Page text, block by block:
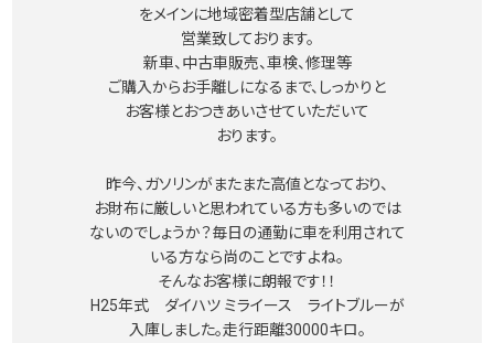
をメインに地域密着型店舗として
営業致しております。
新車、中古車販売、車検、修理等
ご購入からお手離しになるまで、しっかりと
お客様とおつきあいさせていただいて
おります。
昨今、ガソリンがまたまた高値となっており、
お財布に厳しいと思われている方も多いのでは
ないのでしょうか？毎日の通勤に車を利用されて
いる方なら尚のことですよね。
そんなお客様に朗報です！！
H25年式 ダイハツ ミライース ライトブルーが
入庫しました。走行距離30000キロ。